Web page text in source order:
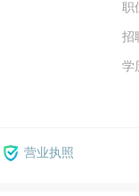
职
招
学
营业执照